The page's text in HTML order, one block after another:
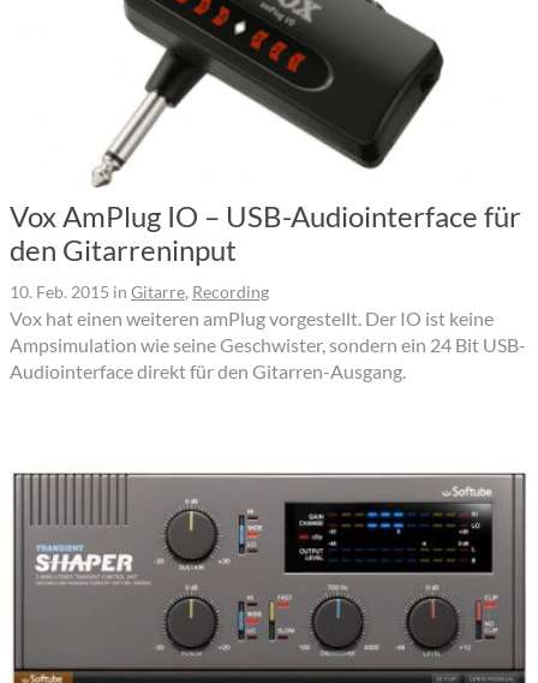
Vox AmPlug IO – USB-Audiointerface für
den Gitarreninput
10. Feb. 2015 in Gitarre, Recording
Vox hat einen weiteren amPlug vorgestellt. Der IO ist keine
Ampsimulation wie seine Geschwister, sondern ein 24 Bit USB-
Audiointerface direkt für den Gitarren-Ausgang.